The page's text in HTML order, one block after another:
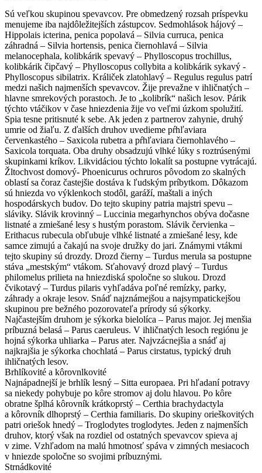
Sú veľkou skupinou spevavcov. Pre obmedzený rozsah príspevku
menujeme iba najdôležitejších zástupcov. Sedmohlások hájový –
Hippolais icterina, penica popolavá – Silvia curruca, penica
záhradná – Silvia hortensis, penica čiernohlavá – Silvia
melanocephala, kolibkárik spevavý – Phylloscopus trochillus,
kolibkárik čipčavý – Phylloscopus collybita a kolibkárik sykavý -
Phylloscopus sibilatrix. Králiček zlatohlavý – Regulus regulus patrí
medzi našich najmenších spevavcov. Žije prevažne v ihličnatých –
hlavne smrekových porastoch. Je to „kolibrík“ našich lesov. Párik
týchto vtáčikov v čase hniezdenia žije vo veľmi úzkom spolužití.
Spia tesne pritisnuté k sebe. Ak jeden z partnerov zahynie, druhý
umrie od žiaľu. Z ďalších druhov uvedieme pŕhľaviara
červenkastého – Saxicola rubetra a pŕhľaviara čiernohlavého –
Saxicola torquata. Oba druhy obsadzujú vlhké lúky s roztrúsenými
skupinkami kríkov. Likvidáciou týchto lokalít sa postupne vytrácajú.
Žltochvost domový- Phoenicurus ochruros pôvodom zo skalných
oblastí sa čoraz častejšie dostáva k ľudským príbytkom. Dôkazom
sú hniezda vo výklenkoch stodôl, garáží, maštali a iných
hospodárskych budov. Do tejto skupiny patria majstri spevu –
sláviky. Slávik krovinný – Luccinia megarhynchos obýva dočasne
listnaté a zmiešané lesy s hustým porastom. Slávik červienka –
Erithacus rubecula obľubuje vlhké listnaté a zmiešané lesy, kde
samce zimujú a čakajú na svoje družky do jari. Známymi vtákmi
tejto skupiny sú drozdy. Drozd čierny – Turdus merula sa postupne
stáva „mestským“ vtákom. Sťahovavý drozd plavý – Turdus
philomelus prilieta na hniezdiská spoločne so slukou. Drozd
čvikotavý – Turdus pilaris vyhľadáva poľné remízky, parky,
záhrady a okraje lesov. Snáď najznámejšou a najsympatickejšou
skupinou pre bežného pozorovateľa prírody sú sýkorky.
Najčastejším druhom je sýkorka bielolíca – Parus major. Jej menšia
príbuzná belasá – Parus caeruleus. V ihličnatých lesoch regiónu je
hojná sýkorka uhliarka – Parus ater. Najvzácnejšia a snáď aj
najkrajšia je sýkorka chochlatá – Parus cirstatus, typický druh
ihličnatých lesov.
Brhlíkovité a kôrovnlkovité
Najnápadnejší je brhlík lesný – Sitta europaea. Pri hľadaní potravy
sa niekedy pohybuje po kôre stromov aj dolu hlavou. Po kôre
obratne šplhá kôrovník krátkoprstý – Certhia brachydactyla
a kôrovník dlhoprstý – Certhia familiaris. Do skupiny orieškovitých
patri oriešok hnedý – Troglodytes troglodytes. Jeden z najmenších
druhov, ktorý však na rozdiel od ostatných spevavcov spieva aj
v zime. Vzhľadom na malú hmotnosť spáva v zimných mesiacoch
v hniezde spoločne so svojimi príbuznými.
Strnádkovité